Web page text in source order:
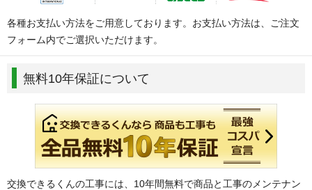
各種お支払い方法をご用意しております。お支払い方法は、ご注文
フォーム内でご選択いただけます。
無料10年保証について
交換できるくんの工事には、10年間無料で商品と工事のメンテナン